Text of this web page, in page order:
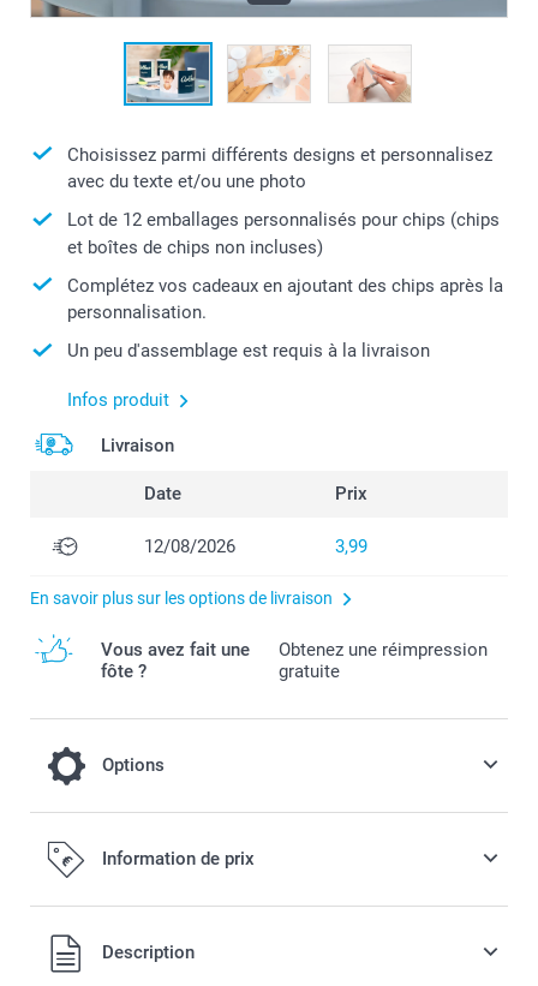
Choisissez parmi différents designs et personnalisez
avec du texte et/ou une photo
Lot de 12 emballages personnalisés pour chips (chips
et boîtes de chips non incluses)
Complétez vos cadeaux en ajoutant des chips après la
personnalisation.
Un peu d'assemblage est requis à la livraison
Infos produit
Livraison
Date Prix
12/08/2026 3,99
En savoir plus sur les options de livraison
Vous avez fait une
fôte ?
Obtenez une réimpression
gratuite
Options
Chips salées Pringles - lot de 12 boîtes
14,99 / pièce
Information de prix
Tous les prix sont en EURO (€), TVA incluse et hors frais de
port.
Description